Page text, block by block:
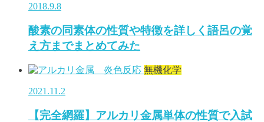
2018.9.8
酸素の同素体の性質や特徴を詳しく語呂の覚
え方までまとめてみた
無機化学
2021.11.2
【完全網羅】アルカリ金属単体の性質で入試